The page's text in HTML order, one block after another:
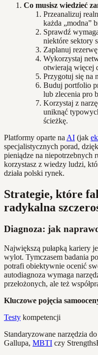
Co musisz wiedzieć
Przeanalizuj
każda „modna”
Sprawdź
niektóre sektory
Zaplanuj
Wykorzystaj
otwierają więcej
Przygotuj się na
Buduj portfolio
lub zlecenia pro
Korzystaj z
uniknąć
ścieżkę.
Platformy oparte na AI (jak
specjalistycznych porad,
pieniądze na niepotrzebnych
korzystasz z wiedzy ludzi,
działa polski rynek.
Strategie, które
radykalna
Diagnoza: jak
Największą pułapką kariery
wylot. Tymczasem badania
potrafi obiektywnie ocenić
autodiagnoza wymaga
przełożonych, ale też
Kluczowe pojęcia
Testy kompetencji
Standaryzowane narzędzia
Gallupa, MBTI czy